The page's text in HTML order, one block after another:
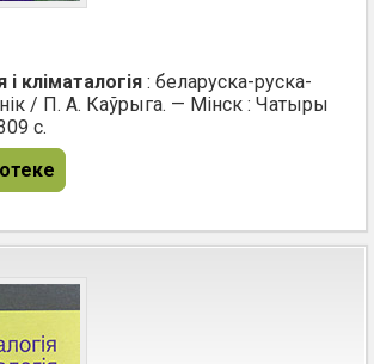
кліматалогія : беларуска-руска-
/ П. А. Каўрыга. — Мінск : Чатыры
с.